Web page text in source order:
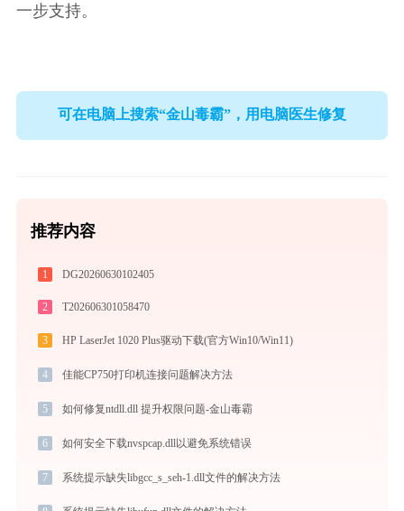
一步支持。
可在电脑上搜索“金山毒霸”，用电脑医生修复
推荐内容
1 DG20260630102405
2 T202606301058470
3 HP LaserJet 1020 Plus驱动下载(官方Win10/Win11)
4 佳能CP750打印机连接问题解决方法
5 如何修复ntdll.dll 提升权限问题-金山毒霸
6 如何安全下载nvspcap.dll以避免系统错误
7 系统提示缺失libgcc_s_seh-1.dll文件的解决方法